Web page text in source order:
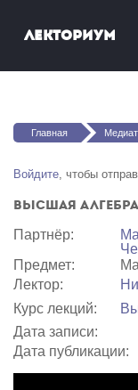
Лекториум
Вы здесь
Главная
Войдите, чтобы
Высшая
Партнёр:
Предмет:
Лектор:
Курс лекций:
Дата записи:
Дата публикации: